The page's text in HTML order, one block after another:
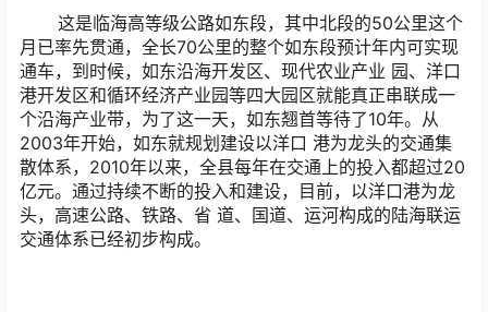
这是临海高等级公路如东段，其中北段的50公里这个
月已率先贯通，全长70公里的整个如东段预计年内可实现
通车，到时候，如东沿海开发区、现代农业产业 园、洋口
港开发区和循环经济产业园等四大园区就能真正串联成一
个沿海产业带，为了这一天，如东翘首等待了10年。从
2003年开始，如东就规划建设以洋口 港为龙头的交通集
散体系，2010年以来，全县每年在交通上的投入都超过20
亿元。通过持续不断的投入和建设，目前，以洋口港为龙
头，高速公路、铁路、省 道、国道、运河构成的陆海联运
交通体系已经初步构成。